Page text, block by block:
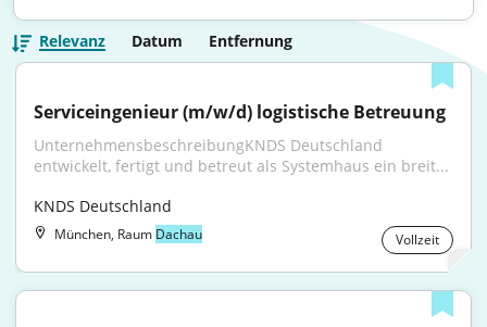
Relevanz Datum Entfernung
Serviceingenieur (m/w/d) logistische Betreuung
UnternehmensbeschreibungKNDS Deutschland
entwickelt, fertigt und betreut als Systemhaus ein breit...
KNDS Deutschland
München, Raum Dachau Vollzeit